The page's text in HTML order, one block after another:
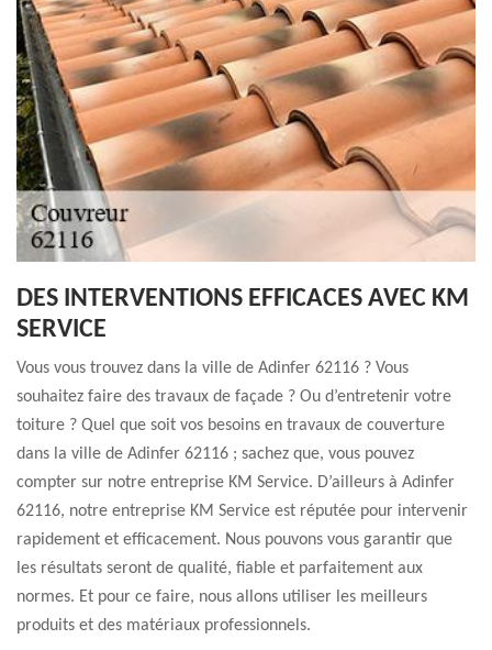
DES INTERVENTIONS EFFICACES AVEC KM
SERVICE
Vous vous trouvez dans la ville de Adinfer 62116 ? Vous
souhaitez faire des travaux de façade ? Ou d’entretenir votre
toiture ? Quel que soit vos besoins en travaux de couverture
dans la ville de Adinfer 62116 ; sachez que, vous pouvez
compter sur notre entreprise KM Service. D’ailleurs à Adinfer
62116, notre entreprise KM Service est réputée pour intervenir
rapidement et efficacement. Nous pouvons vous garantir que
les résultats seront de qualité, fiable et parfaitement aux
normes. Et pour ce faire, nous allons utiliser les meilleurs
produits et des matériaux professionnels.